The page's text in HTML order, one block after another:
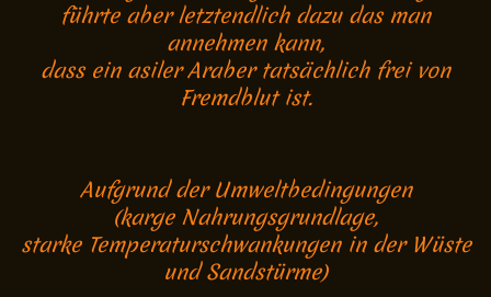
führte aber letztendlich dazu das man
annehmen kann,
dass ein asiler Araber tatsächlich frei von
Fremdblut ist.
Aufgrund der Umweltbedingungen
(karge Nahrungsgrundlage,
starke Temperaturschwankungen in der Wüste
und Sandstürme)